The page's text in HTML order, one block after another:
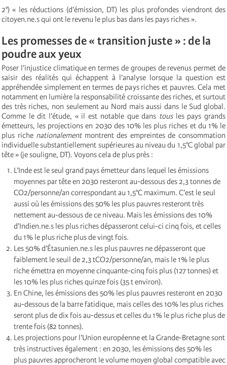
2°) « les réductions (d’émission, DT) les plus profondes viendront des
citoyen.ne.s qui ont le revenu le plus bas dans les pays riches ».
Les promesses de « transition juste » : de la
poudre aux yeux
Poser l’injustice climatique en termes de groupes de revenus permet de
saisir des réalités qui échappent à l’analyse lorsque la question est
appréhendée simplement en termes de pays riches et pauvres. Cela met
notamment en lumière la responsabilité croissante des riches, et surtout
des très riches, non seulement au Nord mais aussi dans le Sud global.
Comme le dit l’étude, « il est notable que dans tousles pays grands
émetteurs, les projections en 2030 des 10% les plus riches et du 1% le
plus riche nationalementmontrent des empreintes de consommation
individuelle substantiellement supérieures au niveau du 1,5°C global par
tête » (je souligne, DT). Voyons cela de plus près :
L’Inde est le seul grand pays émetteur dans lequel les émissions
moyennes par tête en 2030 resteront au-dessous des 2,3 tonnes de
CO2/personne/an correspondant au 1,5°C maximum. C’est le seul
aussi où les émissions des 50% les plus pauvres resteront très
nettement au-dessous de ce niveau. Mais les émissions des 10%
d’Indien.ne.s les plus riches dépasseront celui-ci cinq fois, et celles
du 1% le plus riche plus de vingt fois.
Les 50% d’Étasunien.ne.s les plus pauvres ne dépasseront que
faiblement le seuil de 2,3 tCO2/personne/an, mais le 1% le plus
riche émettra en moyenne cinquante-cinq fois plus (127 tonnes) et
les 10% les plus riches quinze fois (35 t environ).
En Chine, les émissions des 50% les plus pauvres resteront en 2030
au-dessous de la barre fatidique, mais celles des 10% les plus riches
seront plus de dix fois au-dessus et celles du 1% le plus riche plus de
trente fois (82 tonnes).
Les projections pour l’Union européenne et la Grande-Bretagne sont
très instructives également : en 2030, les émissions des 50% les
plus pauvres approcheront le volume moyen global compatible avec